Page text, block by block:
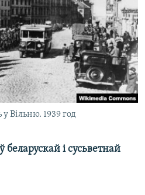
Вільню. 1939 год
беларускай і сусьветнай